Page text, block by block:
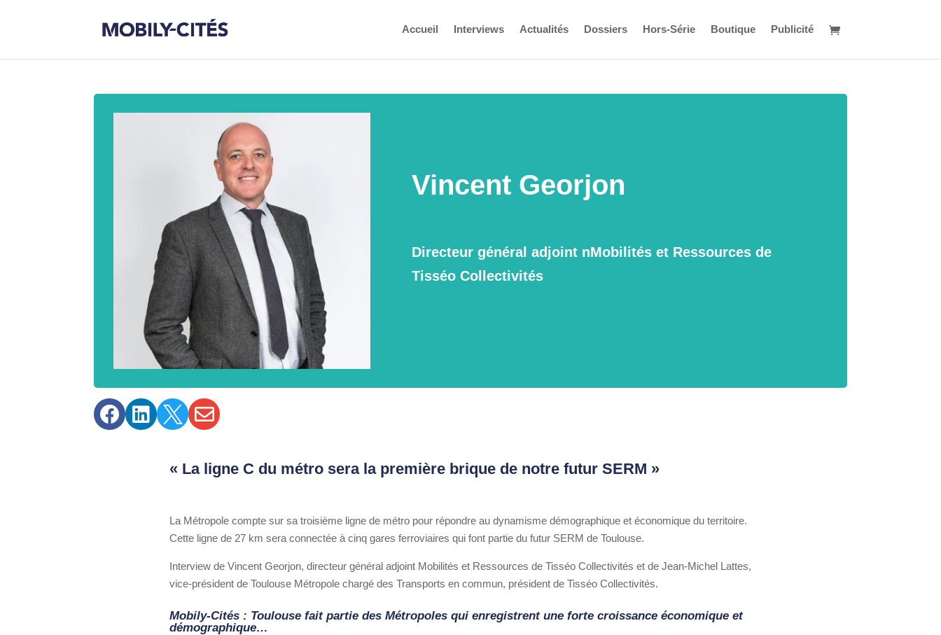
Accueil Interviews Actualités Dossiers Hors-Série Boutique Publicité
Vincent Georjon
Directeur général adjoint nMobilités et Ressources de
Tisséo Collectivités
   
« La ligne C du métro sera la première brique de notre futur SERM »
La Métropole compte sur sa troisième ligne de métro pour répondre au dynamisme démographique et économique du territoire.
Cette ligne de 27 km sera connectée à cinq gares ferroviaires qui font partie du futur SERM de Toulouse.
Interview de Vincent Georjon, directeur général adjoint Mobilités et Ressources de Tisséo Collectivités et de Jean-Michel Lattes,
vice-président de Toulouse Métropole chargé des Transports en commun, président de Tisséo Collectivités.
Mobily-Cités : Toulouse fait partie des Métropoles qui enregistrent une forte croissance économique et
démographique…